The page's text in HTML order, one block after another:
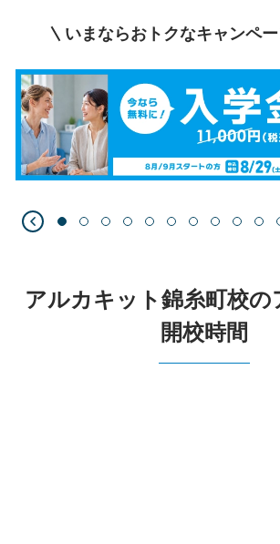
いまならおトクなキャンペ
アルカキット錦糸町校の
開校時間